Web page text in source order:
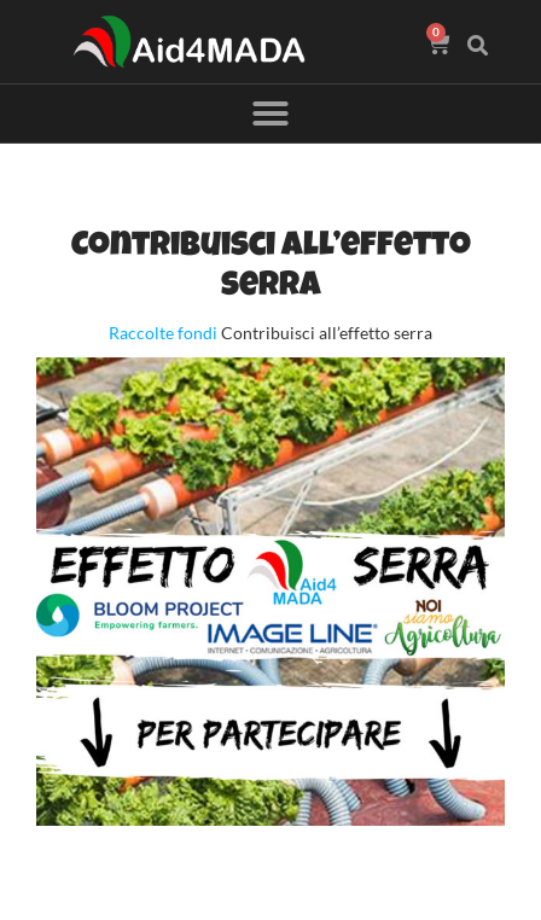
0
Contribuisci all’effetto
serra
Raccolte fondi Contribuisci all’effetto serra